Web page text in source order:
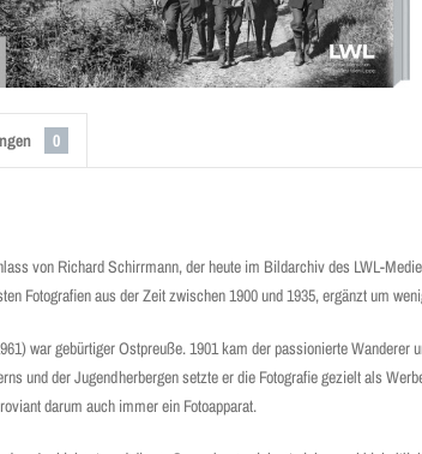
0
von Richard Schirrmann, der heute im Bildarchiv des LWL-
Fotografien aus der Zeit zwischen 1900 und 1935, ergänzt um
war gebürtiger Ostpreuße. 1901 kam der passionierte
und der Jugendherbergen setzte er die Fotografie gezielt als
darum auch immer ein Fotoapparat.